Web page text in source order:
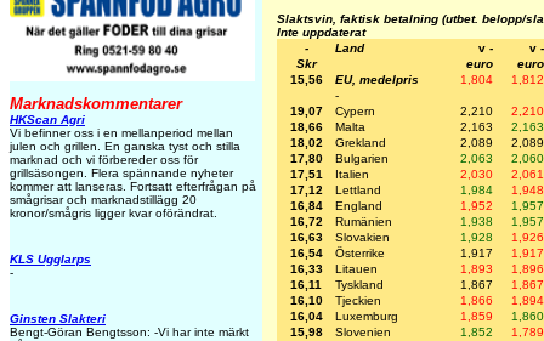
Marknadskommentarer
HKScan Agri
Vi befinner oss i en mellanperiod mellan
julen och grillen. En ganska tyst och stilla
marknad och vi förbereder oss för
grillsäsongen. Flera spännande nyheter
kommer att lanseras. Fortsatt efterfrågan på
smågrisar och marknadstillägg 20
kronor/smågris ligger kvar oförändrat.
KLS Ugglarps
-
Ginsten Slakteri
Bengt-Göran Bengtsson: -Vi har inte märkt
Slaktsvin, faktisk betalning (utbet. belopp/
Inte uppdaterat
-
Land v -
v -
Skr
euro
euro
15,56
EU, medelpris 1,804
1,812
-
19,07
Cypern 2,210
2,210
18,66
Malta 2,163
2,163
18,02
Grekland 2,089
2,089
17,80
Bulgarien 2,063
2,060
17,51
Italien 2,030
2,061
17,12
Lettland 1,984
1,948
16,84
England 1,952
1,957
16,72
Rumänien 1,938
1,957
16,63
Slovakien 1,928
1,926
16,54
Österrike 1,917
1,917
16,33
Litauen 1,893
1,896
16,11
Tyskland 1,867
1,867
16,10
Tjeckien 1,866
1,894
16,04
Luxemburg 1,859
1,860
15,98
Slovenien 1,852
1,789